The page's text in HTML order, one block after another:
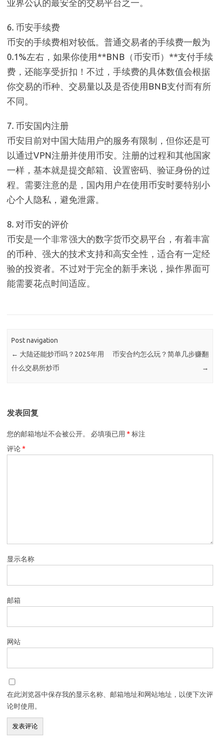
业界公认的最安全的交易平台之一。
6. 币安手续费
币安的手续费相对较低。普通交易者的手续费一般为
0.1%左右，如果你使用**BNB（币安币）**支付手续
费，还能享受折扣！不过，手续费的具体数值会根据
你交易的币种、交易量以及是否使用BNB支付而有所
不同。
7. 币安国内注册
币安目前对中国大陆用户的服务有限制，但你还是可
以通过VPN注册并使用币安。注册的过程和其他国家
一样，基本就是提交邮箱、设置密码、验证身份的过
程。需要注意的是，国内用户在使用币安时要特别小
心个人隐私，避免泄露。
8. 对币安的评价
币安是一个非常强大的数字货币交易平台，有着丰富
的币种、强大的技术支持和高安全性，适合有一定经
验的投资者。不过对于完全的新手来说，操作界面可
能需要花点时间适应。
Post navigation
← 大陆还能炒币吗？2025年用
什么交易所炒币
币安合约怎么玩？简单几步赚翻
→
发表回复
您的邮箱地址不会被公开。 必填项已用 * 标注
评论*
显示名称
邮箱
网站
在此浏览器中保存我的显示名称、邮箱地址和网站地址，以便下次评
论时使用。